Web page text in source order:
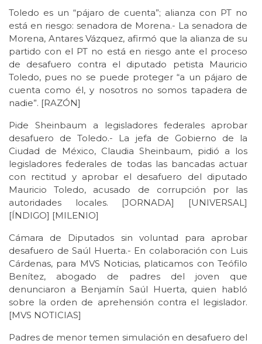
Toledo es un “pájaro de cuenta”; alianza con PT no
está en riesgo: senadora de Morena.- La senadora de
Morena, Antares Vázquez, afirmó que la alianza de su
partido con el PT no está en riesgo ante el proceso
de desafuero contra el diputado petista Mauricio
Toledo, pues no se puede proteger “a un pájaro de
cuenta como él, y nosotros no somos tapadera de
nadie”. [RAZÓN]
Pide Sheinbaum a legisladores federales aprobar
desafuero de Toledo.- La jefa de Gobierno de la
Ciudad de México, Claudia Sheinbaum, pidió a los
legisladores federales de todas las bancadas actuar
con rectitud y aprobar el desafuero del diputado
Mauricio Toledo, acusado de corrupción por las
autoridades locales. [JORNADA] [UNIVERSAL]
[ÍNDIGO] [MILENIO]
Cámara de Diputados sin voluntad para aprobar
desafuero de Saúl Huerta.- En colaboración con Luis
Cárdenas, para MVS Noticias, platicamos con Teófilo
Benítez, abogado de padres del joven que
denunciaron a Benjamín Saúl Huerta, quien habló
sobre la orden de aprehensión contra el legislador.
[MVS NOTICIAS]
Padres de menor temen simulación en desafuero del